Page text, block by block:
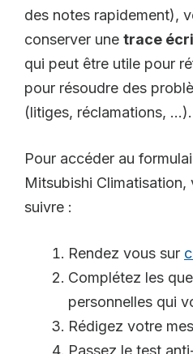
des notes rapidement),
conserver une trace
qui peut être utile pour
pour résoudre des
(litiges, réclamations, …).
Pour accéder au
Mitsubishi Climatisation,
suivre :
Rendez vous sur
Complétez les
personnelles qui
Rédigez votre
Passez le test